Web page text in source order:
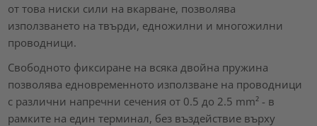
от това ниски сили на вкарване, позволява
използването на твърди, едножилни и многожилни
проводници.
Свободното фиксиране на всяка двойна пружина
позволява едновременното използване на проводници
с различни напречни сечения от 0.5 до 2.5 mm² - в
рамките на един терминал, без въздействие върху